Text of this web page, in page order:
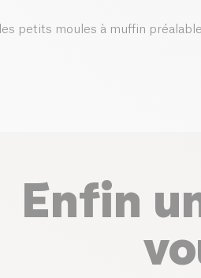
petits moules à muffin
Enfin